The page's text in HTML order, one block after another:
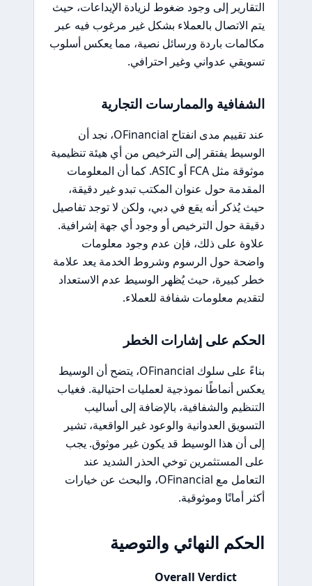
التقارير إلى وجود ضغوط لزيادة الإيداعات، حيث
يتم الاتصال بالعملاء بشكل غير مرغوب فيه عبر
مكالمات باردة ورسائل نصية، مما يعكس أسلوب
تسويقي عدواني وغير احترافي.
الشفافية والممارسات التجارية
عند تقييم مدى انفتاح OFinancial، نجد أن
الوسيط يفتقر إلى الترخيص من أي هيئة تنظيمية
موثوقة مثل FCA أو ASIC. كما أن المعلومات
المقدمة حول عنوان المكتب تبدو غير دقيقة،
حيث يُذكر أنه يقع في دبي، ولكن لا توجد تفاصيل
دقيقة حول الترخيص أو وجود أي جهة إشرافية.
علاوة على ذلك، فإن عدم وجود معلومات
واضحة حول الرسوم وشروط الخدمة يعد علامة
خطر كبيرة، حيث يُظهر الوسيط عدم الاستعداد
لتقديم معلومات شفافة للعملاء.
الحكم على إشارات الخطر
بناءً على سلوك OFinancial، يتضح أن الوسيط
يعكس أنماطًا نموذجية لعمليات احتيالية. فغياب
التنظيم والشفافية، بالإضافة إلى أساليب
التسويق العدوانية والوعود غير الواقعية، تشير
إلى أن هذا الوسيط قد يكون غير موثوق. يجب
على المستثمرين توخي الحذر الشديد عند
التعامل مع OFinancial، والبحث عن خيارات
أكثر أمانًا وموثوقية.
الحكم النهائي والتوصية
Overall Verdict